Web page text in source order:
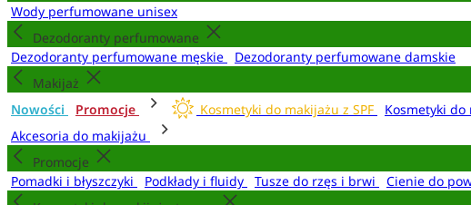
Wody perfumowane unisex
Dezodoranty perfumowane
Dezodoranty perfumowane męskie
Dezodoranty perfumowane damskie
Makijaż
Nowości
Promocje Kosmetyki do makijażu z SPF Kosmetyki
Akcesoria do makijażu
Promocje
Pomadki i błyszczyki
Podkłady i fluidy Tusze do rzęs i brwi Cienie do